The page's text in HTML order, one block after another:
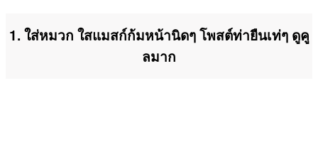
1. ใส่หมวก ใสแมสก์ก้มหน้านิดๆ โพสต์ท่ายืนเท่ๆ ดูคู
ลมาก